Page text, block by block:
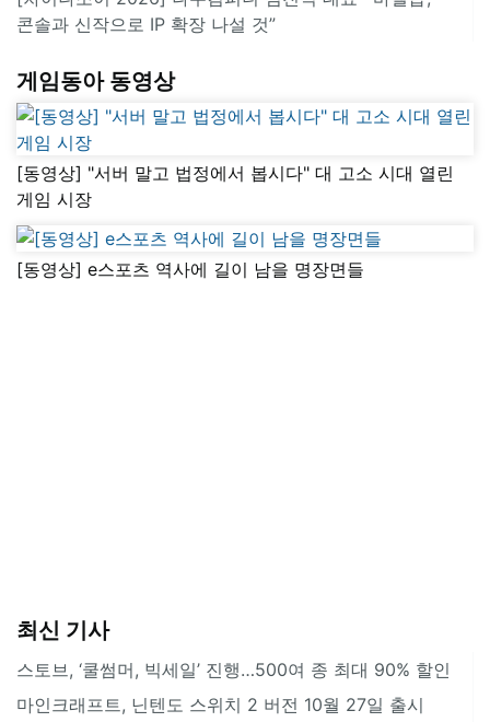
콘솔과 신작으로 IP 확장 나설 것”
게임동아 동영상
[동영상] "서버 말고 법정에서 봅시다" 대 고소 시대 열린
게임 시장
[동영상] e스포츠 역사에 길이 남을 명장면들
최신 기사
스토브, ‘쿨썸머, 빅세일’ 진행…500여 종 최대 90% 할인
마인크래프트, 닌텐도 스위치 2 버전 10월 27일 출시